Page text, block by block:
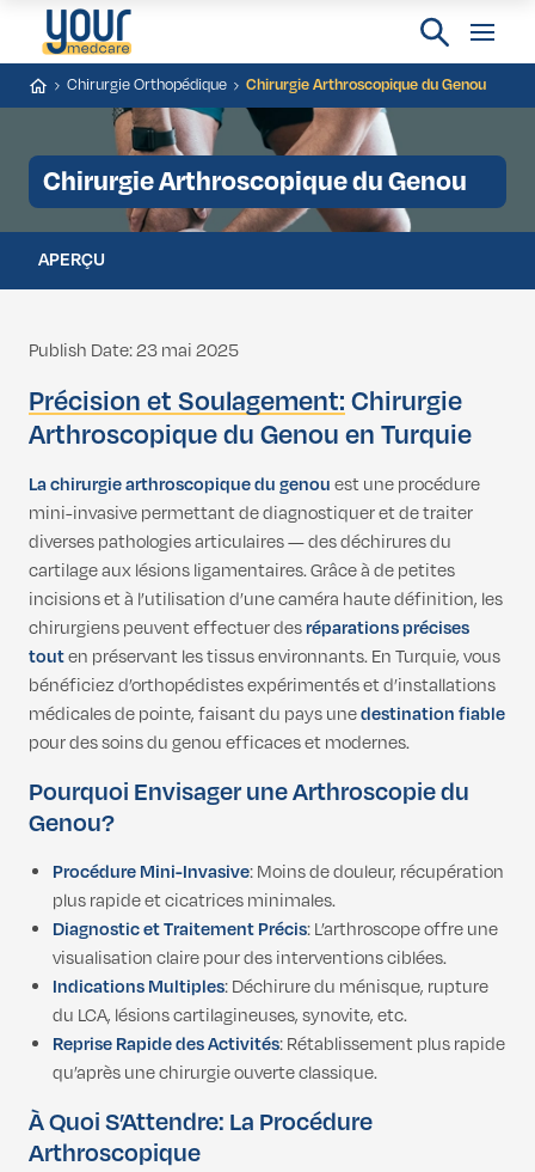
Chirurgie Orthopédique Chirurgie Arthroscopique du Genou
Chirurgie Arthroscopique du Genou
APERÇU
Publish Date: 23 mai 2025
Précision et Soulagement:Chirurgie
Arthroscopique du Genou en Turquie
La chirurgie arthroscopique du genouest une procédure
mini-invasive permettant de diagnostiquer et de traiter
diverses pathologies articulaires — des déchirures du
cartilage aux lésions ligamentaires. Grâce à de petites
incisions et à l’utilisation d’une caméra haute définition, les
chirurgiens peuvent effectuer desréparations précises
touten préservant les tissus environnants. En Turquie, vous
bénéficiez d’orthopédistes expérimentés et d’installations
médicales de pointe, faisant du pays unedestination fiable
pour des soins du genou efficaces et modernes.
Pourquoi Envisager une Arthroscopie du
Genou?
Procédure Mini-Invasive: Moins de douleur, récupération
plus rapide et cicatrices minimales.
Diagnostic et Traitement Précis: L’arthroscope offre une
visualisation claire pour des interventions ciblées.
Indications Multiples: Déchirure du ménisque, rupture
du LCA, lésions cartilagineuses, synovite, etc.
Reprise Rapide des Activités: Rétablissement plus rapide
qu’après une chirurgie ouverte classique.
À Quoi S’Attendre: La Procédure
Arthroscopique